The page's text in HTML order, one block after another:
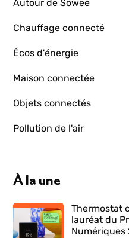
Autour de Sowee
Chauffage connecté
Écos d'énergie
Maison connectée
Objets connectés
Pollution de l'air
À la une
Thermostat
lauréat du
Numériques